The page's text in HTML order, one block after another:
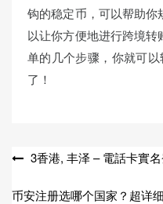
钩的稳定币，可以帮助
以让你方便地进行跨境
单的几个步骤，你就可
了！
文 3香港, 丰泽 – 電話卡實
币安注册选哪个国家？超详